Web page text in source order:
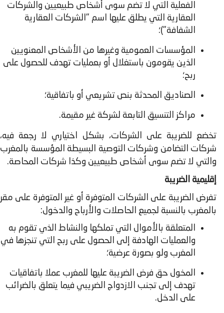
الفعلية التي لا تضم سوى أشخاص طبيعيين والشركات
العقارية التي يطلق عليها اسم "الشركات العقارية
الشفافة")؛
المؤسسات العمومية وغیرھا من الأشخاص المعنویین
الذین یقومون باستغلال أو بعملیات تھدف للحصول على
ربح؛
الصناديق المحدثة بنص تشريعي أو باتفاقية؛
مراكز التنسیق التابعة لشركة غیر مقیمة.
تخضع للضریبة على الشركات، بشكل اختیاري لا رجعة فیه،
شركات التضامن وشركات التوصية البسيطة المؤسسة بالمغرب
والتي لا تضم سوى أشخاص طبيعيين وكذا شركات المحاصة.
إقليمية الضريبة
تفرض الضريبة على الشركات المتوفرة أو غیر المتوفرة على مقر
بالمغرب بالنسبة لجميع الحاصلات والأرباح والدخول:
المتعلقة بالأموال التي تملكھا والنشاط الذي تقوم به
والعملیات الھادفة إلى الحصول على ربح التي تنجزھا في
المغرب ولو بصورة عرضیة؛
المخول حق فرض الضریبة علیھا للمغرب عملا باتفاقیات
تھدف إلى تجنب الازدواج الضریبي فیما یتعلق بالضرائب
على الدخل.